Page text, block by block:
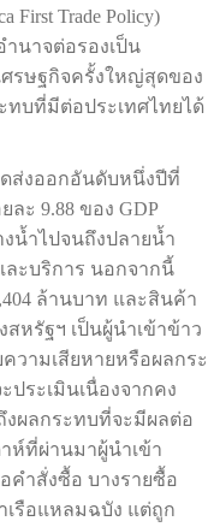
First Trade Policy)
นาจต่อรองเป็น
รษฐกิจครั้งใหญ่สุดของ
ทบที่มีต่อประเทศไทยได้
ส่งออกอันดับหนึ่งปีที่
ะ 9.88 ของ GDP
น้ำไปจนถึงปลายน้ำ
ะบริการ นอกจากนี้
ล้านบาท และสินค้า
หรัฐฯ เป็นผู้นำเข้าข้าว
วามเสียหายหรือผลกระ
ประเมินเนื่องจากคง
งผลกระทบที่จะมีผลต่อ
ห์ที่ผ่านมาผู้นำเข้า
คำสั่งซื้อ บางรายซื้อ
เรือแหลมฉบัง แต่ถูก